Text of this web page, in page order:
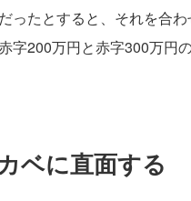
ったとすると、それを合
字200万円と赤字300万円
ベに直面する